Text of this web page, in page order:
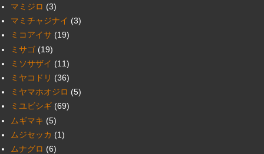
マミジロ (3)
マミチャジナイ (3)
ミコアイサ (19)
ミサゴ (19)
ミソサザイ (11)
ミヤコドリ (36)
ミヤマホオジロ (5)
ミユビシギ (69)
ムギマキ (5)
ムジセッカ (1)
ムナグロ (6)